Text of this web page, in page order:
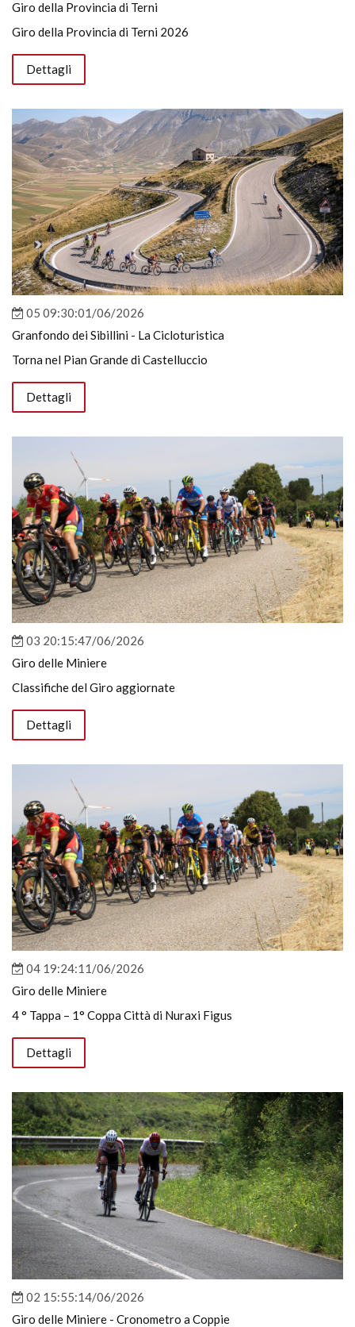
Giro della Provincia di Terni
Giro della Provincia di Terni 2026
Dettagli
05 09:30:01/06/2026
Granfondo dei Sibillini - La Cicloturistica
Torna nel Pian Grande di Castelluccio
Dettagli
03 20:15:47/06/2026
Giro delle Miniere
Classifiche del Giro aggiornate
Dettagli
04 19:24:11/06/2026
Giro delle Miniere
4 ° Tappa – 1° Coppa Città di Nuraxi Figus
Dettagli
02 15:55:14/06/2026
Giro delle Miniere - Cronometro a Coppie